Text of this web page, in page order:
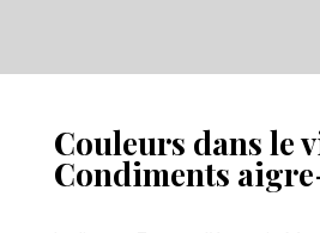
Couleurs dans le
Condiments